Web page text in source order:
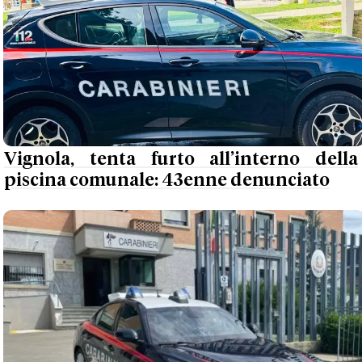
Vignola, tenta furto all’interno della
piscina comunale: 43enne denunciato